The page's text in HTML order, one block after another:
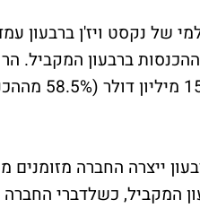
המקביל, כשלדברי